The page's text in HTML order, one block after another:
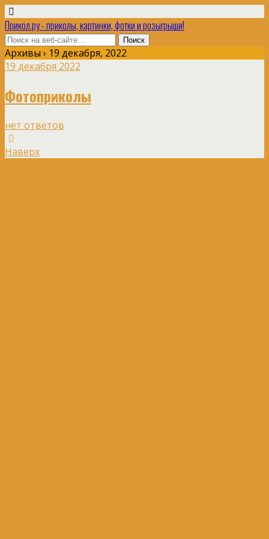
Прикол.ру - приколы, картинки, фотки и розыгрыши!
Архивы › 19 декабря, 2022
19 декабря 2022
Фотоприколы
нет ответов
Наверх